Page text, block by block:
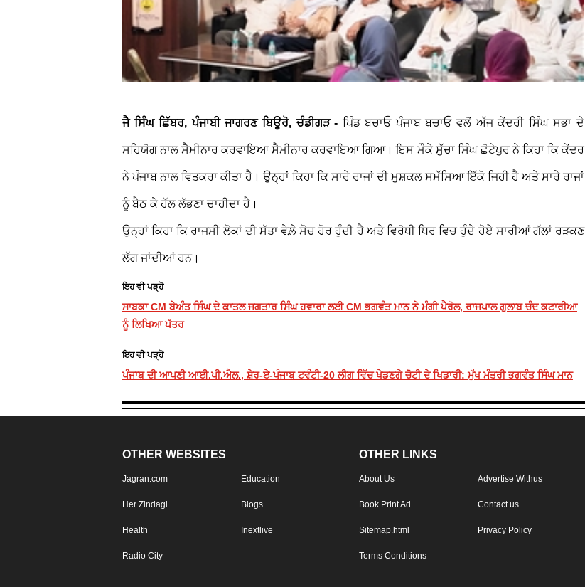
ਜੈ ਸਿੰਘ ਛਿੱਬਰ, ਪੰਜਾਬੀ ਜਾਗਰਣ ਬਿਊਰੋ, ਚੰਡੀਗੜ - ਪਿੰਡ ਬਚਾਓ ਪੰਜਾਬ ਬਚਾਓ ਵਲੋਂ ਅੱਜ ਕੇਂਦਰੀ ਸਿੰਘ ਸਭਾ ਦੇ
ਸਹਿਯੋਗ ਨਾਲ ਸੈਮੀਨਾਰ ਕਰਵਾਇਆ ਸੈਮੀਨਾਰ ਕਰਵਾਇਆ ਗਿਆ। ਇਸ ਮੌਕੇ ਸੁੱਚਾ ਸਿੰਘ ਛੋਟੇਪੁਰ ਨੇ ਕਿਹਾ ਕਿ ਕੇਂਦਰ
ਨੇ ਪੰਜਾਬ ਨਾਲ ਵਿਤਕਰਾ ਕੀਤਾ ਹੈ। ਉਨ੍ਹਾਂ ਕਿਹਾ ਕਿ ਸਾਰੇ ਰਾਜਾਂ ਦੀ ਮੁਸ਼ਕਲ ਸਮੱਸਿਆ ਇੱਕੋ ਜਿਹੀ ਹੈ ਅਤੇ ਸਾਰੇ ਰਾਜਾਂ
ਨੂੰ ਬੈਠ ਕੇ ਹੱਲ ਲੱਭਣਾ ਚਾਹੀਦਾ ਹੈ।
ਉਨ੍ਹਾਂ ਕਿਹਾ ਕਿ ਰਾਜਸੀ ਲੋਕਾਂ ਦੀ ਸੱਤਾ ਵੇਲ਼ੇ ਸੋਚ ਹੋਰ ਹੁੰਦੀ ਹੈ ਅਤੇ ਵਿਰੋਧੀ ਧਿਰ ਵਿਚ ਹੁੰਦੇ ਹੋਏ ਸਾਰੀਆਂ ਗੱਲਾਂ ਰੜਕਣ
ਲੱਗ ਜਾਂਦੀਆਂ ਹਨ।
ਇਹ ਵੀ ਪੜ੍ਹੋ
ਸਾਬਕਾ CM ਬੇਅੰਤ ਸਿੰਘ ਦੇ ਕਾਤਲ ਜਗਤਾਰ ਸਿੰਘ ਹਵਾਰਾ ਲਈ CM ਭਗਵੰਤ ਮਾਨ ਨੇ ਮੰਗੀ ਪੈਰੋਲ, ਰਾਜਪਾਲ ਗੁਲਾਬ ਚੰਦ ਕਟਾਰੀਆ
ਨੂੰ ਲਿਖਿਆ ਪੱਤਰ
ਇਹ ਵੀ ਪੜ੍ਹੋ
ਪੰਜਾਬ ਦੀ ਆਪਣੀ ਆਈ.ਪੀ.ਐਲ., ਸ਼ੇਰ-ਏ-ਪੰਜਾਬ ਟਵੰਟੀ-20 ਲੀਗ ਵਿੱਚ ਖੇਡਣਗੇ ਚੋਟੀ ਦੇ ਖਿਡਾਰੀ: ਮੁੱਖ ਮੰਤਰੀ ਭਗਵੰਤ ਸਿੰਘ ਮਾਨ
OTHER WEBSITES
Jagran.com Education
Her Zindagi Blogs
Health Inextlive
Radio City
OTHER LINKS
About Us Advertise Withus
Book Print Ad Contact us
Sitemap.html Privacy Policy
Terms Conditions